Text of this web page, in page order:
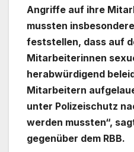
Angriffe auf ihre
mussten
feststellen, dass auf
Mitarbeiterinnen
herabwürdigend
Mitarbeitern
unter Polizeischutz
werden mussten“,
gegenüber dem RBB.